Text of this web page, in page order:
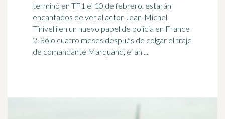
terminó en TF1 el 10 de febrero, estarán
encantados de ver al actor Jean-Michel
Tinivelli en un nuevo papel de policía en France
2. Sólo cuatro meses después de colgar el traje
de comandante Marquand, el an ...